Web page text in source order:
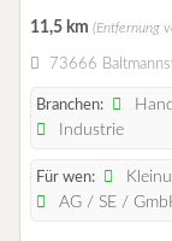
11,5 km (Entfernung
73666
Branchen:
Industrie
Für wen:
AG / SE /